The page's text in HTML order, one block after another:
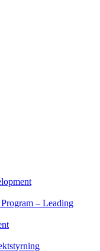
– Leading